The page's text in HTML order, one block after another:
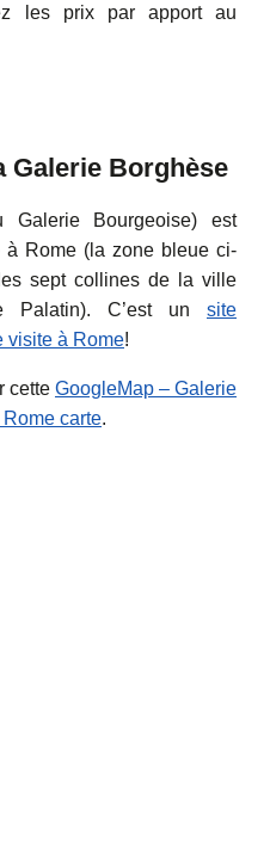
les prix par apport au
Galerie Borghèse
Galerie Bourgeoise) est
Rome (la zone bleue ci-
sept collines de la ville
C’est un site
visite à Rome!
cette GoogleMap – Galerie
carte.